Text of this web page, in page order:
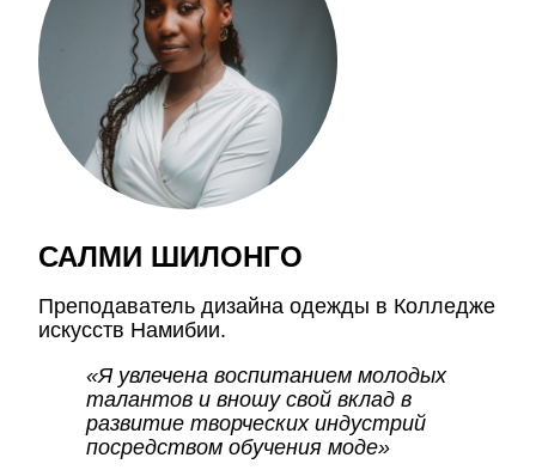
САЛМИ ШИЛОНГО
Преподаватель дизайна одежды в Колледже
искусств Намибии.
«Я увлечена воспитанием молодых
талантов и вношу свой вклад в
развитие творческих индустрий
посредством обучения моде»